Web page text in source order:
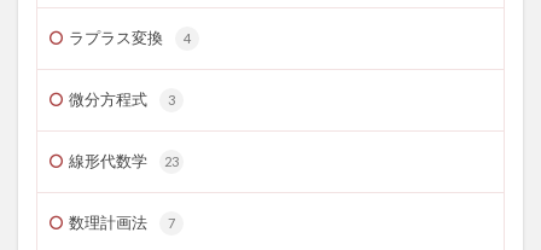
ラプラス変換 4
微分方程式 3
線形代数学 23
数理計画法 7